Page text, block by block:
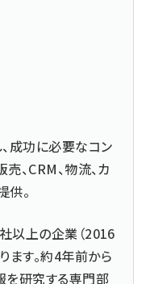
成功に必要なコン
売、CRM、物流、カ
。
以上の企業（2016
ます。約4年前から
を研究する専門部